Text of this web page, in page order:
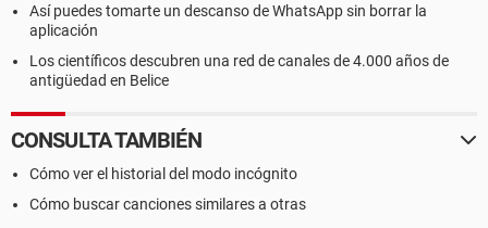
Así puedes tomarte un descanso de WhatsApp sin borrar la
aplicación
Los científicos descubren una red de canales de 4.000 años de
antigüedad en Belice
CONSULTA TAMBIÉN
Cómo ver el historial del modo incógnito
Cómo buscar canciones similares a otras